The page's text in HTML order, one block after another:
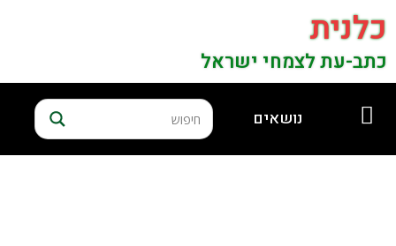
כלנית
כתב-עת לצמחי ישראל
נושאים